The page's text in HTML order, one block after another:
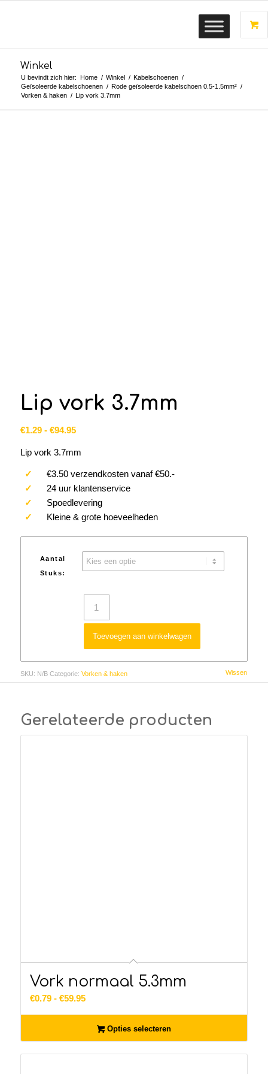
Winkel
U bevindt zich hier: Home / Winkel / Kabelschoenen /
Geïsoleerde kabelschoenen / Rode geïsoleerde kabelschoen 0.5-1.5mm² /
Vorken & haken / Lip vork 3.7mm
Lip vork 3.7mm
€1.29 - €94.95Prijsklasse:
tot
€94.95
Lip vork 3.7mm
✓ €3.50 verzendkosten vanaf €50.-
✓ 24 uur klantenservice
✓ Spoedlevering
✓ Kleine & grote hoeveelheden
Aantal
Stuks:
Wissen
Toevoegen aan winkelwagen
SKU: N/B Categorie: Vorken & haken
Gerelateerde producten
Vork normaal 5.3mm
€0.79 - €59.95Prijsklasse:
€59.95
Opties selecteren